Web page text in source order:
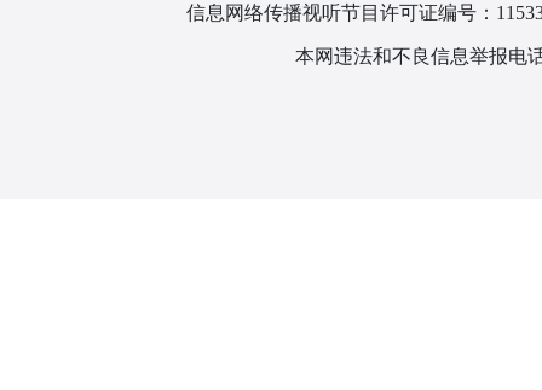
信息网络传播视听节目许可证编号：
本网违法和不良信息举报电